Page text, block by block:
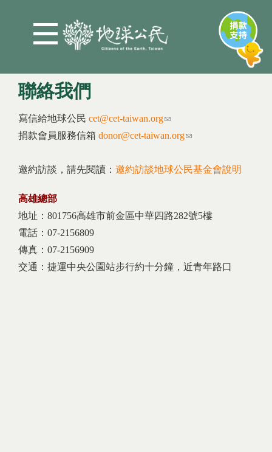
聯絡我們
您在這裡
寫信給地球公民 cet@cet-taiwan.org(link sends e-mail)
捐款會員服務信箱 donor@cet-taiwan.org(link sends e-mail)
邀約訪談，請先閱讀： 邀約訪談地球公民基金會說明
高雄總部
地址：801756高雄市前金區中華四路282號5樓
電話：07-2156809
傳真：07-2156909
交通：捷運中央公園站步行約十分鐘，近青年路口